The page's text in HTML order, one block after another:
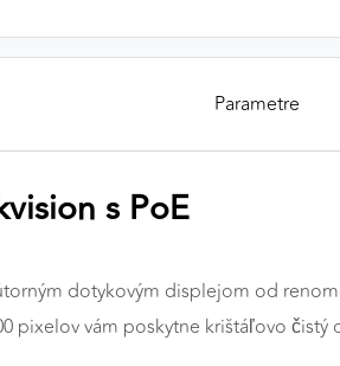
Parametre
s PoE
dotykovým displejom od
pixelov vám poskytne krištáľovo čistý